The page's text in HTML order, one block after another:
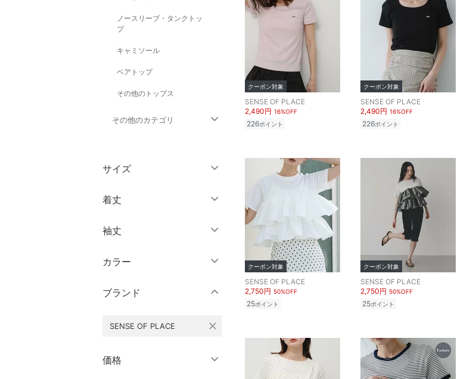
ノースリーブ・タンクトッ
プ
キャミソール
ベアトップ
その他のトップス
その他のカテゴリ
ワンピース・ドレス
スカート
オールインワン・オーバ
バッグ
シューズ・靴
インナー・ルームウェア
サイズ
ウェア（S/M/L）
M
XL
着丈
ショート丈
ミドル丈
袖丈
ノースリーブ
半袖
長袖
絞り込み
カラー
ブランド
SENSE OF PLACE close
価格
クーポン対象
SENSE OF PLACE
2,490円 16%OFF
226ポイント
クーポン対象
SENSE OF PLACE
2,490円 16%OFF
226ポイント
クーポン対象
SENSE OF PLACE
2,750円 50%OFF
25ポイント
クーポン対象
SENSE OF PLACE
2,750円 50%OFF
25ポイント